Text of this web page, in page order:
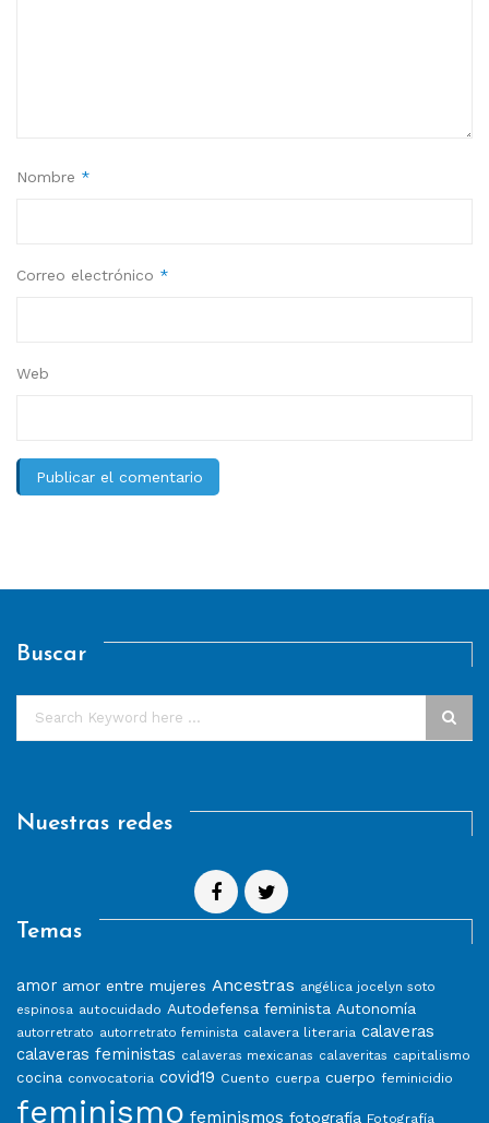
Nombre *
Correo electrónico *
Web
Buscar
Nuestras redes
Temas
amor amor entre mujeres Ancestras angélica jocelyn soto
espinosa autocuidado Autodefensa feminista Autonomía
autorretrato autorretrato feminista calavera literaria calaveras
calaveras feministas calaveras mexicanas calaveritas capitalismo
cocina convocatoria covid19 Cuento cuerpa cuerpo feminicidio
feminismo feminismos fotografía Fotografía